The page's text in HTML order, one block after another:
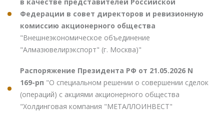
Федерации в совет директоров и ревизионную
комиссию акционерного общества
"Внешнеэкономическое объединение
"Алмазювелирэкспорт" (г. Москва)"
Распоряжение Президента РФ от 21.05.2026 N
169-рп "О специальном решении о совершении сделок
(операций) с акциями акционерного общества
"Холдинговая компания "МЕТАЛЛОИНВЕСТ"